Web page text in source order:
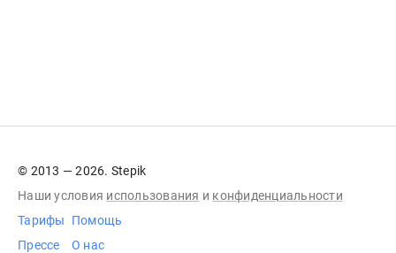
© 2013 — 2026. Stepik
Наши условия использования и конфиденциальности
Тарифы
Прессе
Помощь
О нас